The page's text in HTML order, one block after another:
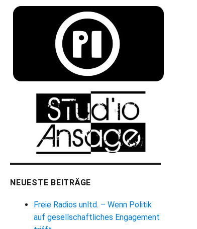
NEUESTE BEITRÄGE
Freie Radios unltd. – Wenn Politik
auf gesellschaftliches Engagement